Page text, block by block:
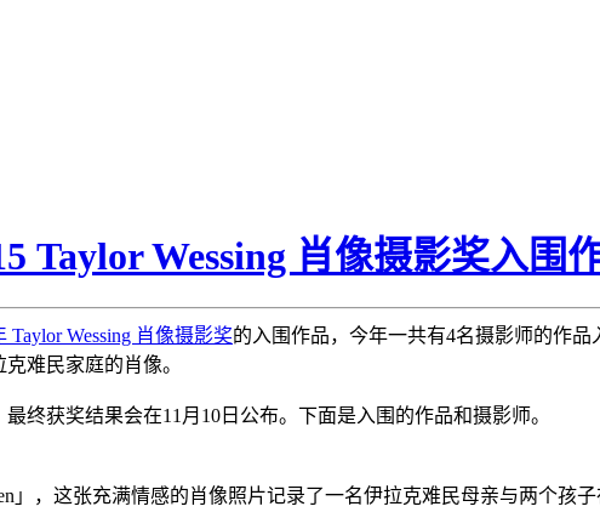
Taylor Wessing 肖像摄影奖入围
Taylor Wessing 肖像摄影奖的入围作品，今年一共有4名摄影师的作
难民家庭的肖像。
终获奖结果会在11月10日公布。下面是入围的作品和摄影师。
」，这张充满情感的肖像照片记录了一名伊拉克难民母亲与两个孩子